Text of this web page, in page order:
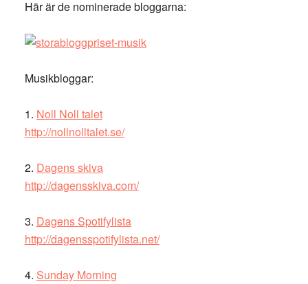
Här är de nominerade bloggarna:
Musikbloggar:
1. Noll Noll talet
http://nollnolltalet.se/
2. Dagens skiva
http://dagensskiva.com/
3. Dagens Spotifylista
http://dagensspotifylista.net/
4. Sunday Morning